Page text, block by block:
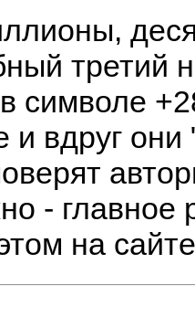
третий
символе
и вдруг
- главное
на